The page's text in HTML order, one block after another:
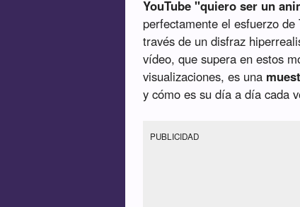
YouTube "quiero ser un
perfectamente el esfuerzo
través de un disfraz
vídeo, que supera en estos
visualizaciones, es una
y cómo es su día a día cada
PUBLICIDAD